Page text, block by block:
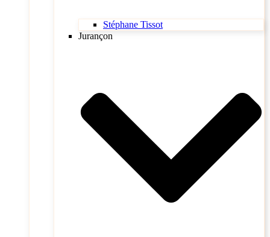
Stéphane Tissot
Jurançon